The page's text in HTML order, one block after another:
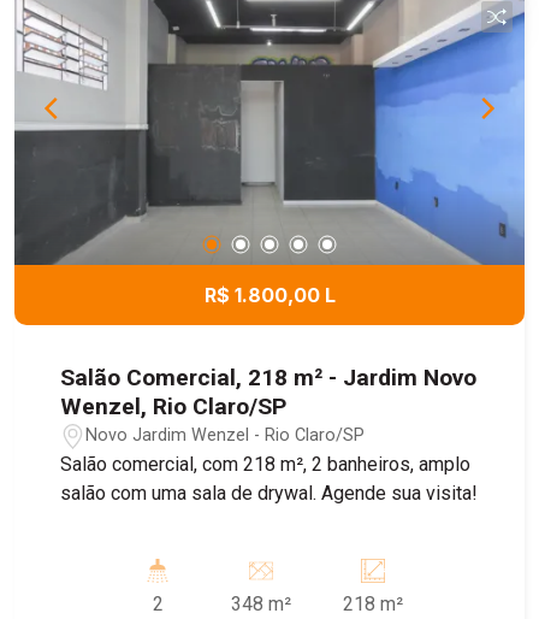
R$ 1.800,00 L
Salão Comercial, 218 m² - Jardim Novo
Wenzel, Rio Claro/SP
Novo Jardim Wenzel - Rio Claro/SP
Salão comercial, com 218 m², 2 banheiros, amplo
salão com uma sala de drywal. Agende sua visita!
2 348 m² 218 m²